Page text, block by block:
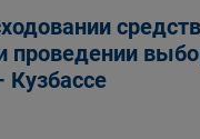
средств
проведении
Кузбассе